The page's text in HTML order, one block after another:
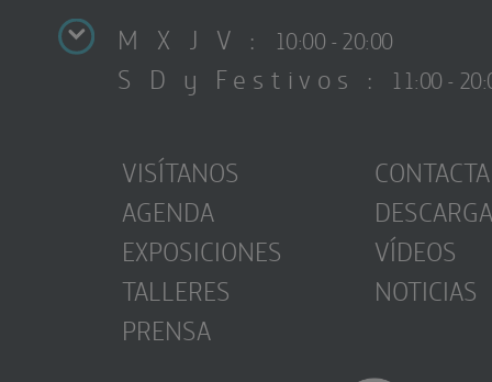
M X J V : 10:00 - 20:00
S D y Festivos : 11:00 -
VISÍTANOS
AGENDA
EXPOSICIONES
TALLERES
PRENSA
CONTACTA
VÍDEOS
NOTICIAS